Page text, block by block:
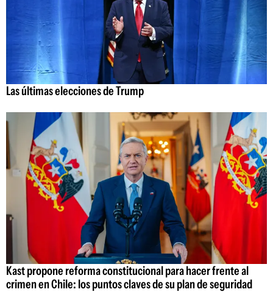
Las últimas elecciones de Trump
Kast propone reforma constitucional para hacer frente al
crimen en Chile: los puntos claves de su plan de seguridad